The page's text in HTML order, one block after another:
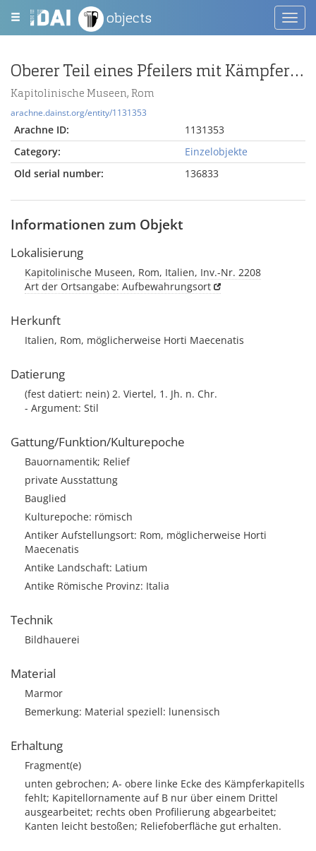
objects
Oberer Teil eines Pfeilers mit Kämpferkapitell
Kapitolinische Museen, Rom
arachne.dainst.org/entity/1131353
Arachne ID:
1131353
Category:
Einzelobjekte
Old serial number:
136833
Informationen zum Objekt
Lokalisierung
Kapitolinische Museen, Rom, Italien, Inv.-Nr. 2208
Art der Ortsangabe: Aufbewahrungsort
Herkunft
Italien, Rom, möglicherweise Horti Maecenatis
Datierung
(fest datiert: nein) 2. Viertel, 1. Jh. n. Chr.
- Argument: Stil
Gattung/Funktion/Kulturepoche
Bauornamentik; Relief
private Ausstattung
Bauglied
Kulturepoche: römisch
Antiker Aufstellungsort: Rom, möglicherweise Horti
Maecenatis
Antike Landschaft: Latium
Antike Römische Provinz: Italia
Technik
Bildhauerei
Material
Marmor
Bemerkung: Material speziell: lunensisch
Erhaltung
Fragment(e)
unten gebrochen; A- obere linke Ecke des Kämpferkapitells
fehlt; Kapitellornamente auf B nur über einem Drittel
ausgearbeitet; rechts oben Profilierung abgearbeitet;
Kanten leicht bestoßen; Reliefoberfläche gut erhalten.